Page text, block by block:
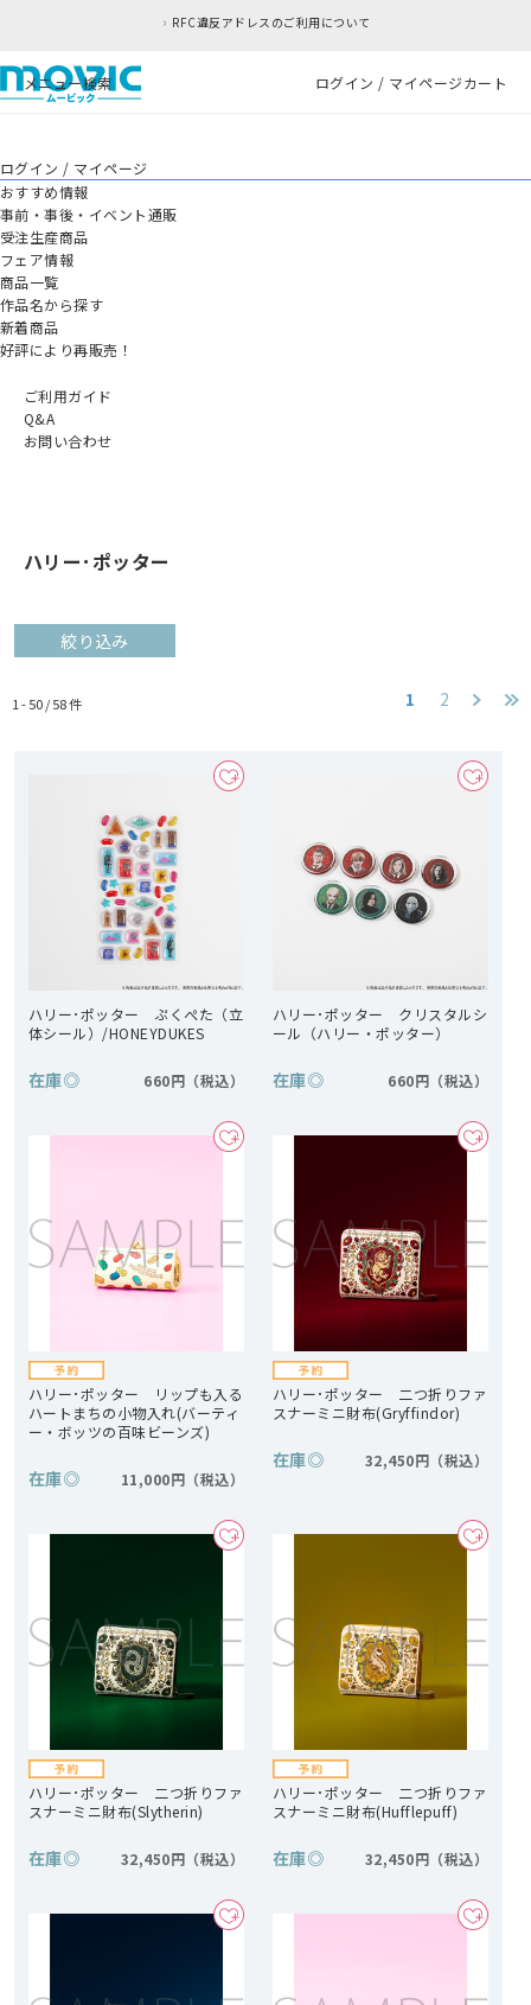
RFC違反アドレスのご利用について
メニュー検索 ログイン / マイページカート
ログイン / マイページ
おすすめ情報
事前・事後・イベント通販
受注生産商品
フェア情報
商品一覧
作品名から探す
新着商品
好評により再販売！
ご利用ガイド
Q&A
お問い合わせ
ハリー･ポッター
絞り込み
1 - 50 /58件 1 2
ハリー･ポッター ぷくぺた（立
体シール）/HONEYDUKES
在庫◎ 660円
ハリー･ポッター クリスタルシ
ール（ハリー・ポッター）
在庫◎ 660円
ハリー･ポッター リップも入る
ハートまちの小物入れ(バーティ
ー・ボッツの百味ビーンズ)
在庫◎ 11,000円
ハリー･ポッター 二つ折りファ
スナーミニ財布(Gryffindor)
在庫◎ 32,450円
ハリー･ポッター 二つ折りファ
スナーミニ財布(Slytherin)
在庫◎ 32,450円
ハリー･ポッター 二つ折りファ
スナーミニ財布(Hufflepuff)
在庫◎ 32,450円